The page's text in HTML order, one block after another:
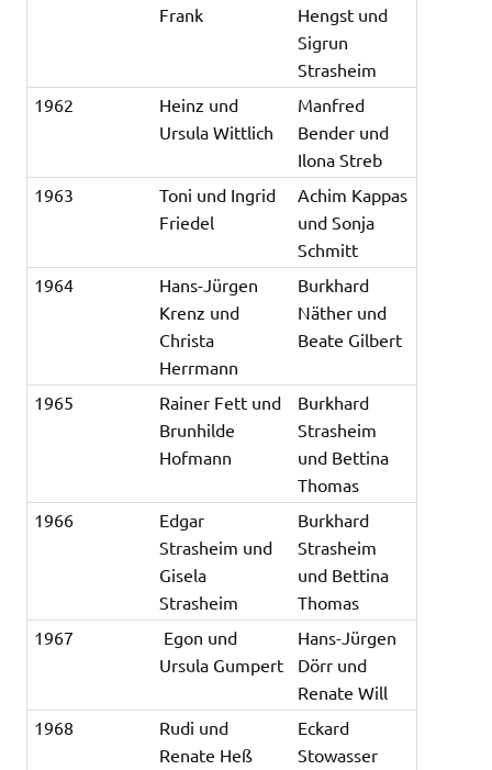
Frank
Hengst und
Sigrun
Strasheim
1962
Heinz und
Ursula Wittlich
Manfred
Bender und
Ilona Streb
1963
Toni und Ingrid
Friedel
Achim Kappas
und Sonja
Schmitt
1964
Hans-Jürgen
Krenz und
Christa
Herrmann
Burkhard
Näther und
Beate Gilbert
1965
Rainer Fett und
Brunhilde
Hofmann
Burkhard
Strasheim
und Bettina
Thomas
1966
Edgar
Strasheim und
Gisela
Strasheim
Burkhard
Strasheim
und Bettina
Thomas
1967
Egon und
Ursula Gumpert
Hans-Jürgen
Dörr und
Renate Will
1968
Rudi und
Renate Heß
Eckard
Stowasser